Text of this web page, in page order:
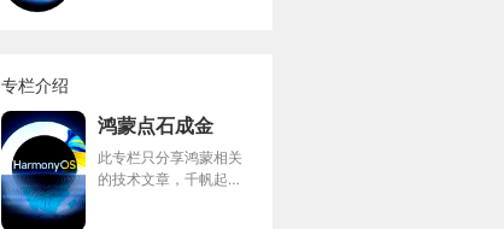
专栏介绍
鸿蒙点石成金
此专栏只分享鸿蒙相关
的技术文章，千帆起